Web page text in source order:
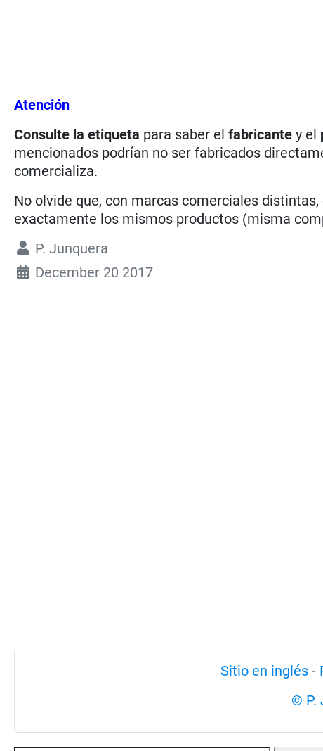
Atención
Consulte la etiqueta para saber elfabricantey el
mencionados podrían no ser fabricados
comercializa.
No olvide que, con marcas comerciales
exactamente los mismos productos (misma
P. Junquera
December 20 2017
Sitio en inglés -
© P.